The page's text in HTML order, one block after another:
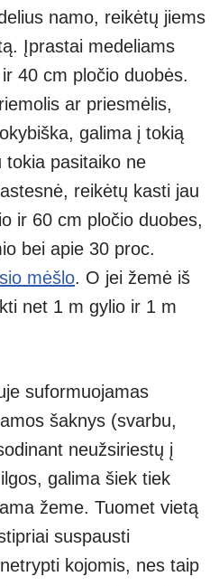
namo, reikėtų jiems
Įprastai medeliams
40 cm pločio duobės.
ar priesmėlis,
galima į tokią
tokia pasitaiko ne
reikėtų kasti jau
ir 60 cm pločio duobes,
bei apie 30 proc.
mėšlo. O jei žemė iš
net 1 m gylio ir 1 m
suformuojamas
šaknys (svarbu,
neužsiriestų į
galima šiek tiek
žeme. Tuomet vietą
suspausti
kojomis, nes taip